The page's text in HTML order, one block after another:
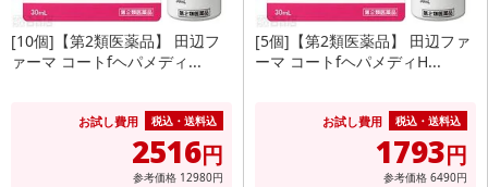
[10個]【第2類医薬品】 田辺フ
ァーマ コートfヘパメディ...
お試し費用 税込・送料込
2516円
参考価格 12980円
[5個]【第2類医薬品】 田辺ファ
ーマ コートfヘパメディH...
お試し費用 税込・送料込
1793円
参考価格 6490円